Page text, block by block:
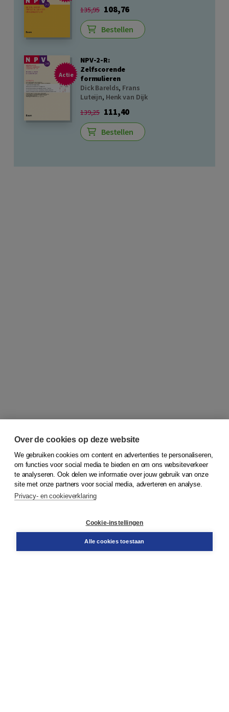
135,95 108,76
Bestellen
Actie
NPV-2-R:
Zelfscorende
formulieren
Dick Barelds, Frans
Luteijn, Henk van Dijk
139,25 111,40
Bestellen
© 2026Koninklijke Boom uitgevers
Bestellen
Over de cookies op deze website
We gebruiken cookies om content en advertenties te personaliseren,
om functies voor social media te bieden en om ons websiteverkeer
te analyseren. Ook delen we informatie over jouw gebruik van onze
site met onze partners voor social media, adverteren en analyse.
Privacy- en cookieverklaring
Cookie-instellingen
Alle cookies toestaan